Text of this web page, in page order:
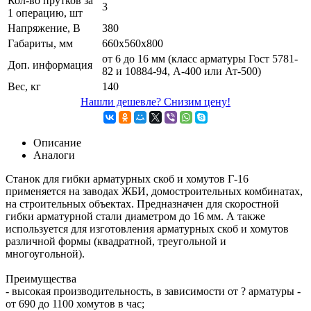
1 операцию, шт
3
Напряжение, В
380
Габариты, мм
660х560х800
Доп. информация
от 6 до 16 мм (класс арматуры Гост 5781-
82 и 10884-94, А-400 или Ат-500)
Вес, кг
140
Нашли дешевле? Снизим цену!
Описание
Аналоги
Станок для гибки арматурных скоб и хомутов Г-16
применяется на заводах ЖБИ, домостроительных комбинатах,
на строительных объектах. Предназначен для скоростной
гибки арматурной стали диаметром до 16 мм. А также
используется для изготовления арматурных скоб и хомутов
различной формы (квадратной, треугольной и
многоугольной).
Преимущества
- высокая производительность, в зависимости от ? арматуры -
от 690 до 1100 хомутов в час;